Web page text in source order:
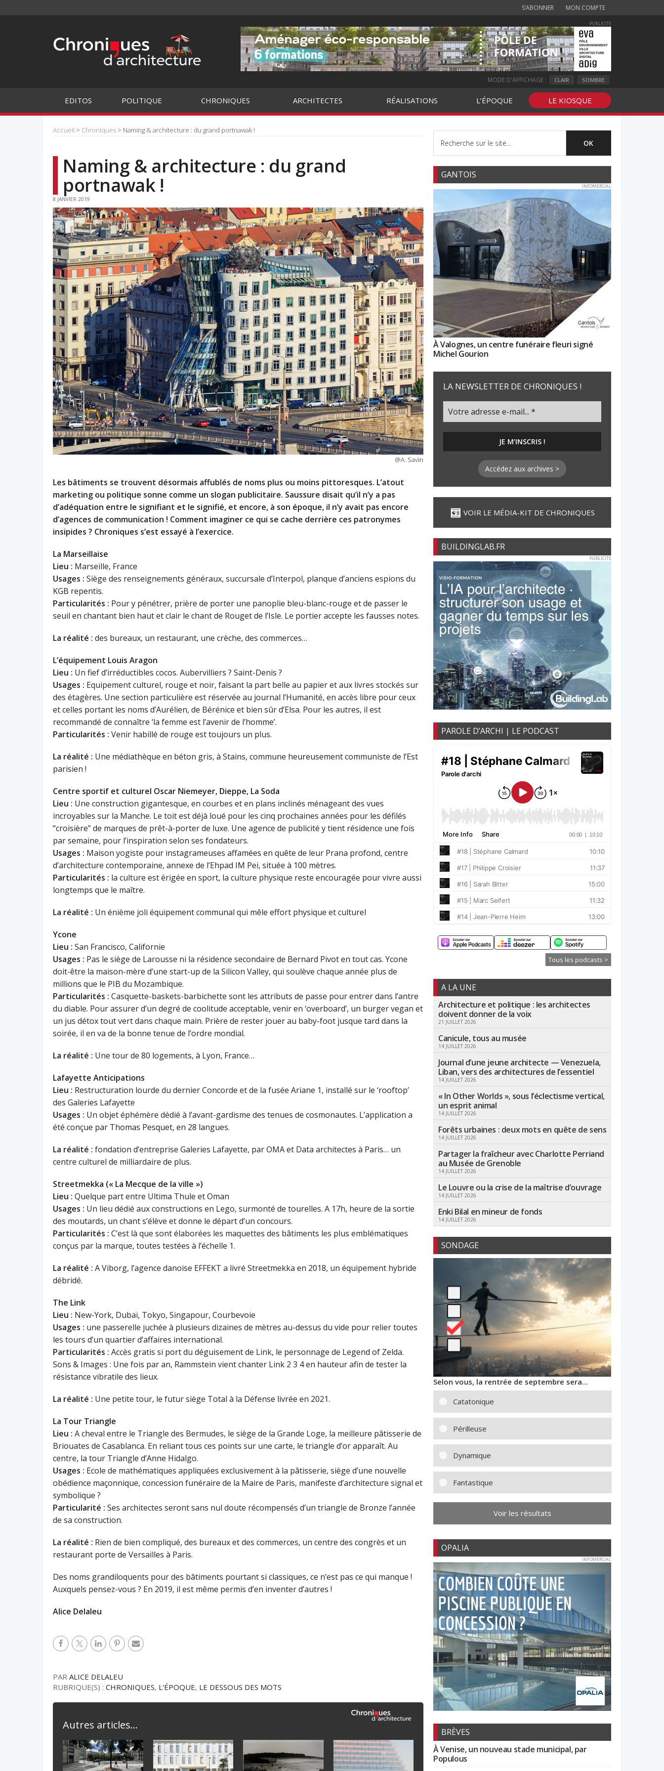
S’ABONNER MON COMPTE
PUBLICITE
MODE D'AFFICHAGE : CLAIR SOMBRE
EDITOS POLITIQUE CHRONIQUES ARCHITECTES RÉALISATIONS L’ÉPOQUE LE KIOSQUE
Accueil > Chroniques > Naming & architecture : du grand portnawak !
Naming & architecture : du grand
portnawak !
8 JANVIER 2019
@A. Savin
Les bâtiments se trouvent désormais affublés de noms plus ou moins pittoresques. L’atout
marketing ou politique sonne comme un slogan publicitaire. Saussure disait qu’il n’y a pas
d’adéquation entre le signifiant et le signifié, et encore, à son époque, il n’y avait pas encore
d’agences de communication ! Comment imaginer ce qui se cache derrière ces patronymes
insipides ? Chroniques s’est essayé à l’exercice.
La Marseillaise
Lieu : Marseille, France
Usages : Siège des renseignements généraux, succursale d’Interpol, planque d’anciens espions du
KGB repentis.
Particularités : Pour y pénétrer, prière de porter une panoplie bleu-blanc-rouge et de passer le
seuil en chantant bien haut et clair le chant de Rouget de l’Isle. Le portier accepte les fausses notes.
La réalité : des bureaux, un restaurant, une crèche, des commerces…
L’équipement Louis Aragon
Lieu : Un fief d’irréductibles cocos. Aubervilliers ? Saint-Denis ?
Usages : Equipement culturel, rouge et noir, faisant la part belle au papier et aux livres stockés sur
des étagères. Une section particulière est réservée au journal l’Humanité, en accès libre pour ceux
et celles portant les noms d’Aurélien, de Bérénice et bien sûr d’Elsa. Pour les autres, il est
recommandé de connaître ‘la femme est l’avenir de l’homme’.
Particularités : Venir habillé de rouge est toujours un plus.
La réalité : Une médiathèque en béton gris, à Stains, commune heureusement communiste de l’Est
parisien !
Centre sportif et culturel Oscar Niemeyer, Dieppe, La Soda
Lieu : Une construction gigantesque, en courbes et en plans inclinés ménageant des vues
incroyables sur la Manche. Le toit est déjà loué pour les cinq prochaines années pour les défilés
“croisière” de marques de prêt-à-porter de luxe. Une agence de publicité y tient résidence une fois
par semaine, pour l’inspiration selon ses fondateurs.
Usages : Maison yogiste pour instagrameuses affamées en quête de leur Prana profond, centre
d’architecture contemporaine, annexe de l’Ehpad IM Pei, située à 100 mètres.
Particularités : la culture est érigée en sport, la culture physique reste encouragée pour vivre aussi
longtemps que le maître.
La réalité : Un énième joli équipement communal qui mêle effort physique et culturel
Ycone
Lieu : San Francisco, Californie
Usages : Pas le siège de Larousse ni la résidence secondaire de Bernard Pivot en tout cas. Ycone
doit-être la maison-mère d’une start-up de la Silicon Valley, qui soulève chaque année plus de
millions que le PIB du Mozambique.
Particularités : Casquette-baskets-barbichette sont les attributs de passe pour entrer dans l’antre
du diable. Pour assurer d’un degré de coolitude acceptable, venir en ‘overboard’, un burger vegan et
un jus détox tout vert dans chaque main. Prière de rester jouer au baby-foot jusque tard dans la
soirée, il en va de la bonne tenue de l’ordre mondial.
La réalité : Une tour de 80 logements, à Lyon, France…
Lafayette Anticipations
Lieu : Restructuration lourde du dernier Concorde et de la fusée Ariane 1, installé sur le ‘rooftop’
des Galeries Lafayette
Usages : Un objet éphémère dédié à l’avant-gardisme des tenues de cosmonautes. L’application a
été conçue par Thomas Pesquet, en 28 langues.
La réalité : fondation d’entreprise Galeries Lafayette, par OMA et Data architectes à Paris… un
centre culturel de milliardaire de plus.
Streetmekka (« La Mecque de la ville »)
Lieu : Quelque part entre Ultima Thule et Oman
Usages : Un lieu dédié aux constructions en Lego, surmonté de tourelles. A 17h, heure de la sortie
des moutards, un chant s’élève et donne le départ d’un concours.
Particularités : C’est là que sont élaborées les maquettes des bâtiments les plus emblématiques
conçus par la marque, toutes testées à l’échelle 1.
La réalité : A Viborg, l’agence danoise EFFEKT a livré Streetmekka en 2018, un équipement hybride
débridé.
The Link
Lieu : New-York, Dubaï, Tokyo, Singapour, Courbevoie
Usages : une passerelle juchée à plusieurs dizaines de mètres au-dessus du vide pour relier toutes
les tours d’un quartier d’affaires international.
Particularités : Accès gratis si port du déguisement de Link, le personnage de Legend of Zelda.
Sons & Images : Une fois par an, Rammstein vient chanter Link 2 3 4 en hauteur afin de tester la
résistance vibratile des lieux.
La réalité : Une petite tour, le futur siège Total à la Défense livrée en 2021.
La Tour Triangle
Lieu : A cheval entre le Triangle des Bermudes, le siège de la Grande Loge, la meilleure pâtisserie de
Briouates de Casablanca. En reliant tous ces points sur une carte, le triangle d’or apparaît. Au
centre, la tour Triangle d’Anne Hidalgo.
Usages : Ecole de mathématiques appliquées exclusivement à la pâtisserie, siège d’une nouvelle
obédience maçonnique, concession funéraire de la Maire de Paris, manifeste d’architecture signal et
symbolique ?
Particularité : Ses architectes seront sans nul doute récompensés d’un triangle de Bronze l’année
de sa construction.
La réalité : Rien de bien compliqué, des bureaux et des commerces, un centre des congrès et un
restaurant porte de Versailles à Paris.
Des noms grandiloquents pour des bâtiments pourtant si classiques, ce n’est pas ce qui manque !
Auxquels pensez-vous ? En 2019, il est même permis d’en inventer d’autres !
Alice Delaleu
PAR ALICE DELALEU
RUBRIQUE(S) : CHRONIQUES, L'ÉPOQUE, LE DESSOUS DES MOTS
Autres articles...
GANTOIS
INFOMERCIAL
À Valognes, un centre funéraire fleuri signé
Michel Gourion
LA NEWSLETTER DE CHRONIQUES !
Accédez aux archives >
VOIR LE MÉDIA-KIT DE CHRONIQUES
BUILDINGLAB.FR
PUBLICITE
PAROLE D’ARCHI | LE PODCAST
Tous les podcasts >
A LA UNE
Architecture et politique : les architectes
doivent donner de la voix
21 JUILLET 2026
Canicule, tous au musée
14 JUILLET 2026
Journal d’une jeune architecte — Venezuela,
Liban, vers des architectures de l’essentiel
14 JUILLET 2026
« In Other Worlds », sous l’éclectisme vertical,
un esprit animal
14 JUILLET 2026
Forêts urbaines : deux mots en quête de sens
14 JUILLET 2026
Partager la fraîcheur avec Charlotte Perriand
au Musée de Grenoble
14 JUILLET 2026
Le Louvre ou la crise de la maîtrise d’ouvrage
14 JUILLET 2026
Enki Bilal en mineur de fonds
14 JUILLET 2026
SONDAGE
Selon vous, la rentrée de septembre sera…
Catatonique
Périlleuse
Dynamique
Fantastique
Voir les résultats
OPALIA
INFOMERCIAL
BRÈVES
À Venise, un nouveau stade municipal, par
Populous